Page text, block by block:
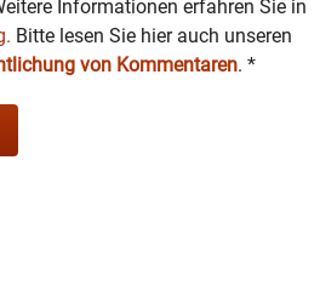
Informationen erfahren Sie in
Bitte lesen Sie hier auch unseren
von Kommentaren. *